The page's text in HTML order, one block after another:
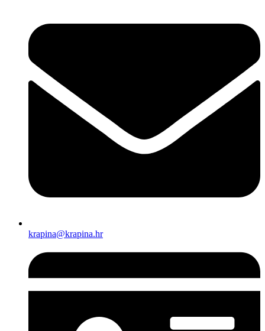
krapina@krapina.hr